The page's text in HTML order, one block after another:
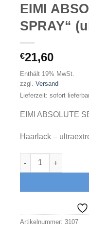
EIMI
SPRAY“
€21,60
Enthält 19% MwSt.
zzgl. Versand
Lieferzeit: sofort
EIMI ABSOLUTE
Haarlack –
EIMI ABSOLUTE
Artikelnummer: 3107